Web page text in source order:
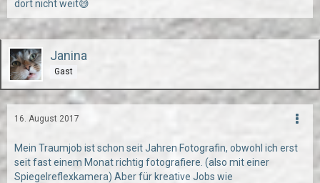
dort nicht weit😅
Janina
Gast
16. August 2017
Mein Traumjob ist schon seit Jahren Fotografin, obwohl ich erst
seit fast einem Monat richtig fotografiere. (also mit einer
Spiegelreflexkamera) Aber für kreative Jobs wie